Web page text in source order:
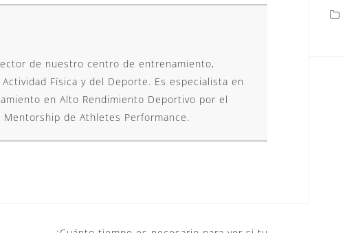
de nuestro centro de entrenamiento,
Física y del Deporte. Es especialista en
en Alto Rendimiento Deportivo por el
de Athletes Performance.